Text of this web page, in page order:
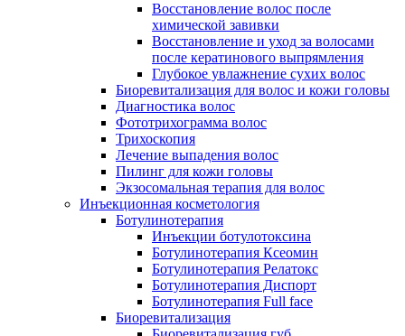
Восстановление волос после
химической завивки
Восстановление и уход за волосами
после кератинового выпрямления
Глубокое увлажнение сухих волос
Биоревитализация для волос и кожи головы
Диагностика волос
Фототрихограмма волос
Трихоскопия
Лечение выпадения волос
Пилинг для кожи головы
Экзосомальная терапия для волос
Инъекционная косметология
Ботулинотерапия
Инъекции ботулотоксина
Ботулинотерапия Ксеомин
Ботулинотерапия Релатокс
Ботулинотерапия Диспорт
Ботулинотерапия Full face
Биоревитализация